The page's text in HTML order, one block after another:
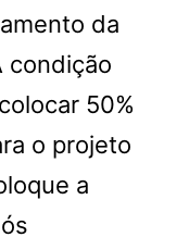
da
condição
50%
o projeto
a